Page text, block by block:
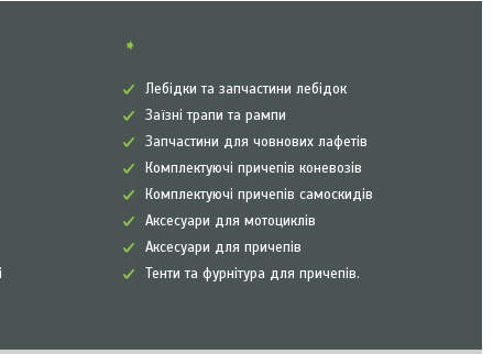
➧
Лебідки та запчастини лебідок
Заїзні трапи та рампи
Запчастини для човнових лафетів
Комплектуючі причепів коневозів
Комплектуючі причепів самоскидів
Аксесуари для мотоциклів
Аксесуари для причепів
Тенти та фурнітура для причепів.